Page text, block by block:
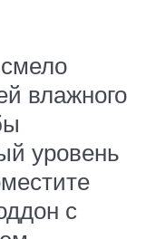
влажного
уровень
с